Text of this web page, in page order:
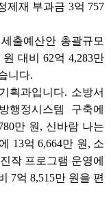
제재 부과금 3억 757
출예산안 총괄규모
대비 62억 4,283만
니다.
획과입니다. 소방서
정시스템 구축에
만 원, 신바람 나는
13억 6,664만 원, 소
작 프로그램 운영에
7억 8,515만 원을 편